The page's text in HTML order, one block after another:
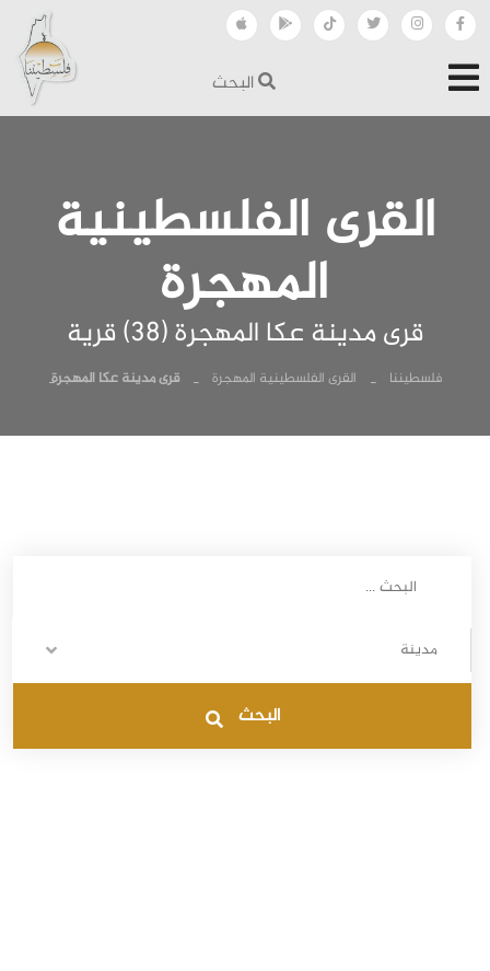
البحث
القرى الفلسطينية
المهجرة
قرى مدينة عكا المهجرة (38) قرية
فلسطيننا القرى الفلسطينية المهجرة قرى مدينة عكا المهجرة
مدينة
البحث